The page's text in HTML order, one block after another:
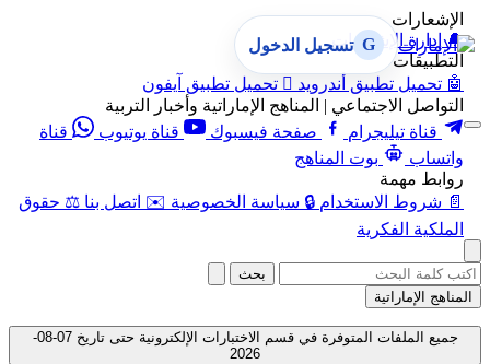
الإشعارات
🔔 إدارة الإشعارات
التطبيقات
🤖 تحميل تطبيق أندرويد  تحميل تطبيق آيفون
التواصل الاجتماعي | المناهج الإماراتية وأخبار التربية
قناة تيليجرام
صفحة فيسبوك قناة يوتيوب
قناة
واتساب
بوت المناهج
روابط مهمة
📄 شروط الاستخدام 🔒 سياسة الخصوصية ✉️ اتصل بنا ⚖️ حقوق
الملكية الفكرية
G تسجيل الدخول
بحث
المناهج الإماراتية
جميع الملفات المتوفرة في قسم الاختبارات الإلكترونية حتى تاريخ 07-08-
2026